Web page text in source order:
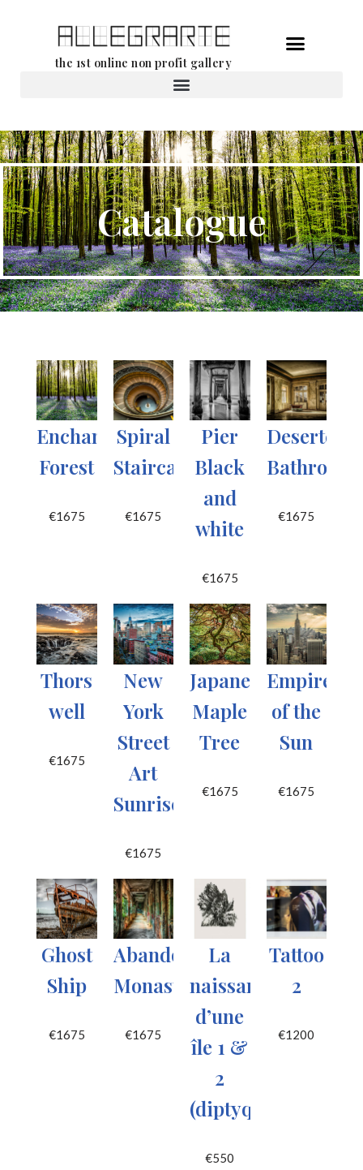
the 1st online non profit gallery
Catalogue
Enchanted
Forest
€1675
Spiral
Staircase
€1675
Pier
Black
and
white
€1675
Deserted
Bathroom
€1675
Thors
well
€1675
New
York
Street
Art
Sunrise
€1675
Japanese
Maple
Tree
€1675
Empire
of the
Sun
€1675
Ghost
Ship
€1675
Abandoned
Monastery
€1675
La
naissance
d’une
île 1 &
2
(diptyque)
€550
Tattoo
2
€1200